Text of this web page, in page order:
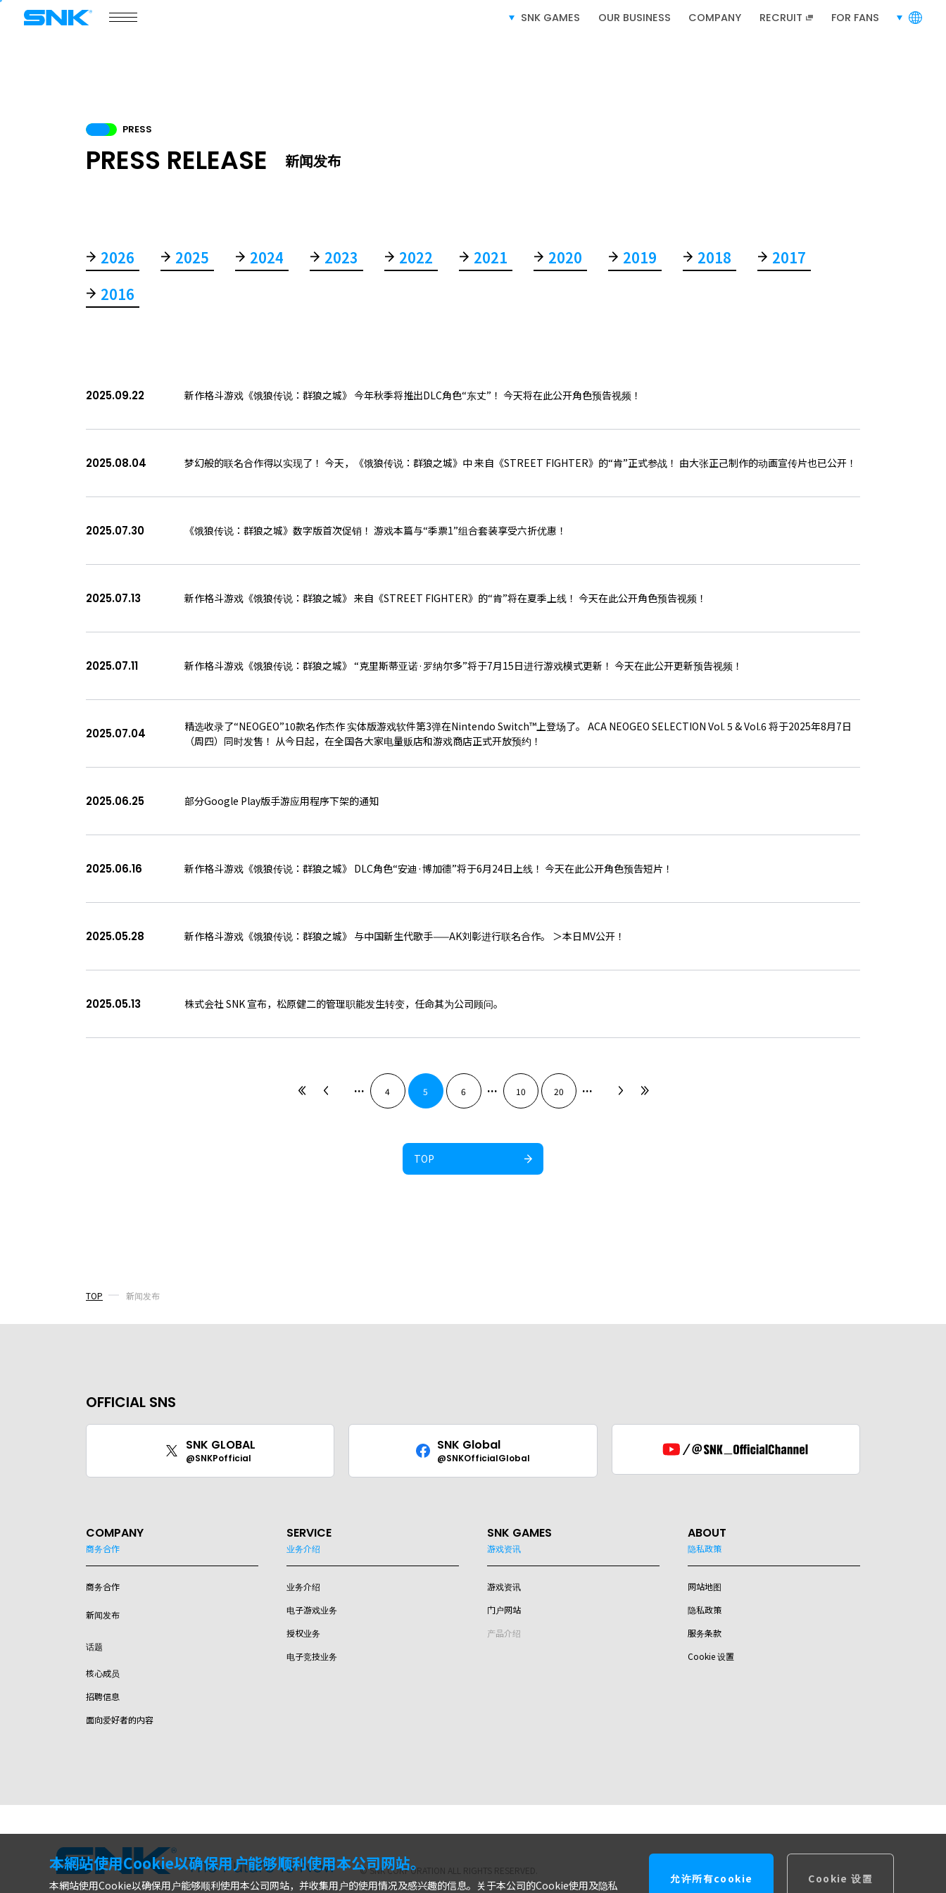
SNK GAMES OUR BUSINESS COMPANY RECRUIT FOR FANS languages
COMPANY
商务合作
新闻发布
电子游戏业务
招聘信息
ABOUT 隐私政策
PRESS
PRESS RELEASE 新闻发布
2026 2025 2024 2023 2022 2021 2020 2019 2018
2017
2016
2025.09.22 新作格斗游戏《饿狼传说：群狼之城》 今年秋季将推出DLC角色“东丈”！ 今天将在此公开角色预告视频！
2025.08.04 梦幻般的联名合作得以实现了！ 今天，《饿狼传说：群狼之城》中 来自《STREET FIGHTER》的“肯”正式参战！ 由大张正己制作的动画宣传片也已公开！
2025.07.30 《饿狼传说：群狼之城》数字版首次促销！ 游戏本篇与“季票1”组合套装享受六折优惠！
2025.07.13 新作格斗游戏《饿狼传说：群狼之城》 来自《STREET FIGHTER》的“肯”将在夏季上线！ 今天在此公开角色预告视频！
2025.07.11 新作格斗游戏《饿狼传说：群狼之城》 “克里斯蒂亚诺·罗纳尔多”将于7月15日进行游戏模式更新！ 今天在此公开更新预告视频！
2025.07.04
精选收录了“NEOGEO”10款名作杰作 实体版游戏软件第3弹在Nintendo Switch™上登场了。 ACA NEOGEO SELECTION Vol. 5 & Vol.6 将于2025年8月7日
（周四）同时发售！ 从今日起，在全国各大家电量贩店和游戏商店正式开放预约！
2025.06.25 部分Google Play版手游应用程序下架的通知
2025.06.16 新作格斗游戏《饿狼传说：群狼之城》 DLC角色“安迪·博加德”将于6月24日上线！ 今天在此公开角色预告短片！
2025.05.28 新作格斗游戏《饿狼传说：群狼之城》 与中国新生代歌手——AK刘彰进行联名合作。 ＞本日MV公开！
2025.05.13 株式会社 SNK 宣布，松原健二的管理职能发生转变，任命其为公司顾问。
... 4 5 6 ... 10 20 ...
TOP
TOP 新闻发布
OFFICIAL SNS
SNK GLOBAL
@SNKPofficial
SNK Global
@SNKOfficialGlobal
COMPANY
商务合作
商务合作
新闻发布
话题
核心成员
招聘信息
面向爱好者的内容
SERVICE
业务介绍
业务介绍
电子游戏业务
授权业务
电子竞技业务
SNK GAMES
游戏资讯
游戏资讯
门户网站
产品介绍
ABOUT
隐私政策
网站地图
隐私政策
服务条款
Cookie 设置
株式会社SNK
© SNK CORPORATION ALL RIGHTS RESERVED.
本網站使用Cookie以确保用户能够顺利使用本公司网站。
本網站使用Cookie以确保用户能够顺利使用本公司网站，并收集用户的使用情况及感兴趣的信息。关于本公司的Cookie使用及隐私 允许所有cookie Cookie 设置